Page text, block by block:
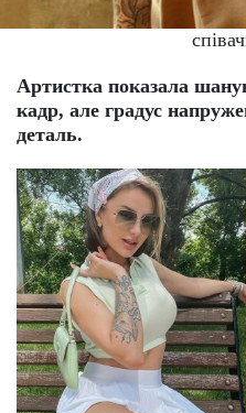
Артистка показала
кадр, але градус
деталь.